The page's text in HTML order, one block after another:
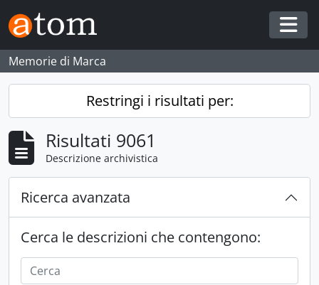
Skip to main content
Memorie di Marca
Restringi i risultati per:
Risultati 9061
Descrizione archivistica
Ricerca avanzata
Cerca le descrizioni che contengono: